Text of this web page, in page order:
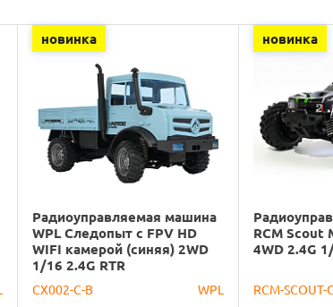
новинка
Радиоуправляемая машина
WPL Следопыт с FPV HD
WIFI камерой (синяя) 2WD
1/16 2.4G RTR
CX002-C-B
WPL
новинка
RCM Scout
4WD 2.4G
RCM-SCOUT-